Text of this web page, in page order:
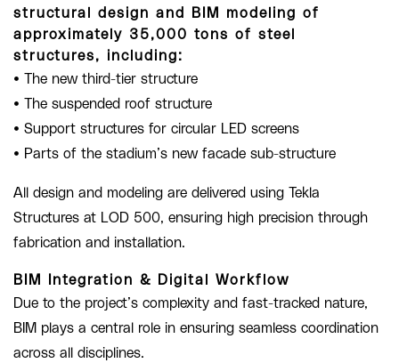
structural design and BIM modeling of
approximately 35,000 tons of steel
structures, including:
• The new third-tier structure
• The suspended roof structure
• Support structures for circular LED screens
• Parts of the stadium’s new facade sub-structure
All design and modeling are delivered using Tekla
Structures at LOD 500, ensuring high precision through
fabrication and installation.
BIM Integration & Digital Workflow
Due to the project’s complexity and fast-tracked nature,
BIM plays a central role in ensuring seamless coordination
across all disciplines.